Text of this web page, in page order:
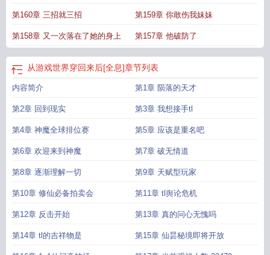
第160章 三招就三招 第159章 你敢伤我妹妹
第158章 又一次落在了她的身上 第157章 他破防了
从游戏世界穿回来后[全息]章节列表
内容简介 第1章 陨落的天才
第2章 回到现实 第3章 我想接手tl
第4章 神魔全球排位赛 第5章 应该是重名吧
第6章 欢迎来到神魔 第7章 破无情道
第8章 逐渐理解一切 第9章 天赋型玩家
第10章 修仙必备拍卖会 第11章 tl舆论危机
第12章 反击开始 第13章 真的问心无愧吗
第14章 tl的吉祥物是 第15章 仙昙秘境即将开放